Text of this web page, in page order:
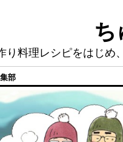
り料理レシピをはじめ
部